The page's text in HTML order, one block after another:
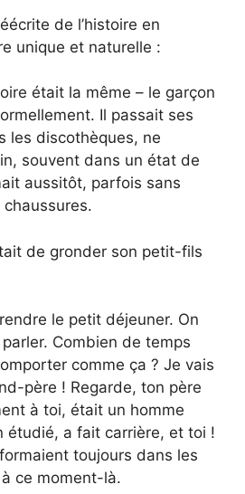
de l’histoire en
unique et naturelle :
était la même – le garçon
Il passait ses
les discothèques, ne
souvent dans un état de
aussitôt, parfois sans
de gronder son petit-fils
le petit déjeuner. On
Combien de temps
comme ça ? Je vais
père ! Regarde, ton père
à toi, était un homme
étudié, a fait carrière, et toi !
toujours dans les
ce moment-là.